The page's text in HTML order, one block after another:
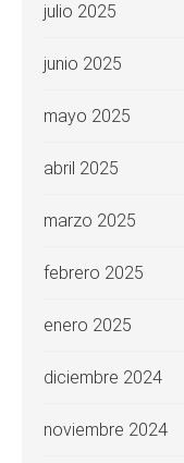
julio 2025
junio 2025
mayo 2025
abril 2025
marzo 2025
febrero 2025
enero 2025
diciembre 2024
noviembre 2024